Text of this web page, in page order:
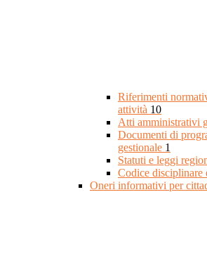
Riferimenti
attività 10
Atti amministrativi
Documenti di
gestionale 1
Statuti e leggi
Codice disciplinare
Oneri informativi per